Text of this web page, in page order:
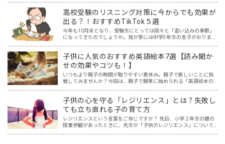
高校受験のリスニング対策に今からでも効果が
出る？！おすすめTikTok５選
今年も10月末となり、受験生にとっては段々と「追い込みの季節」
になってきたのでしょうか。我が家には中学3年生の息子がおりま
子供に人気のおすすめ英語絵本7選【読み聞か
せの効果やコツも！】
いつもより親子の時間が取りやすい夏休み。親子で新しいことに挑
戦してみませんか？今回は、親子で簡単に始められる「英語絵本の
子供の心を守る「レジリエンス」とは？失敗し
ても立ち直れる子の育て方
レジリエンスという言葉をご存じですか？ 先日、小学２年生の娘の
授業参観があったときに、先生が「子供のレジリエンス」について